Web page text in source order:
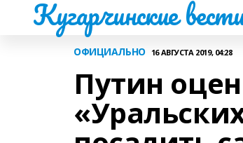
Кугарчинские
ОФИЦИАЛЬНО 16 АВГУСТА 2019, 04:28
Путин